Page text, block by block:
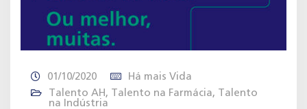
01/10/2020
Há mais Vida
Talento AH , Talento na Farmácia,
Talento
na Indústria